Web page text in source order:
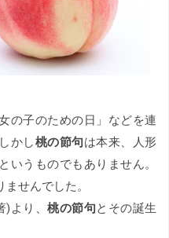
の子のための日」などを連
かし桃の節句は本来、人形
いうものでもありません。
せんでした。
) より、桃の節句とその誕生